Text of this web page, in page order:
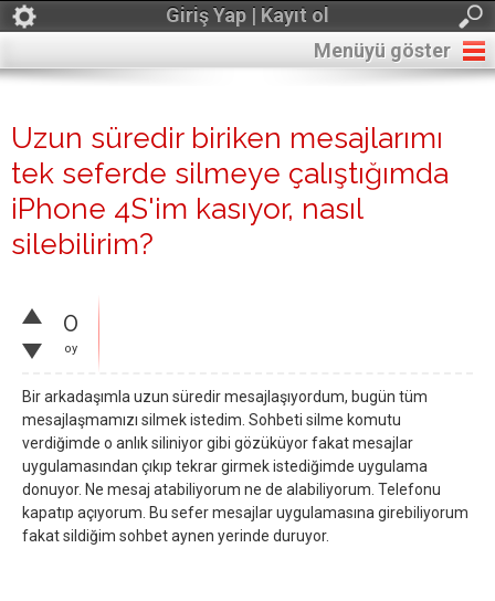
Giriş Yap | Kayıt ol
Menüyü göster
Uzun süredir biriken mesajlarımı
tek seferde silmeye çalıştığımda
iPhone 4S'im kasıyor, nasıl
silebilirim?
0
oy
Bir arkadaşımla uzun süredir mesajlaşıyordum, bugün tüm
mesajlaşmamızı silmek istedim. Sohbeti silme komutu
verdiğimde o anlık siliniyor gibi gözüküyor fakat mesajlar
uygulamasından çıkıp tekrar girmek istediğimde uygulama
donuyor. Ne mesaj atabiliyorum ne de alabiliyorum. Telefonu
kapatıp açıyorum. Bu sefer mesajlar uygulamasına girebiliyorum
fakat sildiğim sohbet aynen yerinde duruyor.